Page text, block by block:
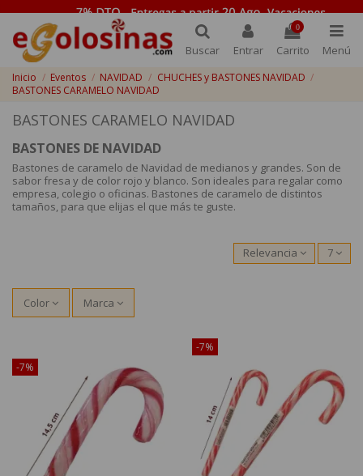
Buscar Entrar
0
Carrito Menú
Inicio Eventos NAVIDAD
CHUCHES y BASTONES NAVIDAD
BASTONES CARAMELO NAVIDAD
BASTONES CARAMELO NAVIDAD
BASTONES DE NAVIDAD
Bastones de caramelo de Navidad de medianos y grandes. Son de
sabor fresa y de color rojo y blanco. Son ideales para regalar como
empresa, colegio o oficinas. Bastones de caramelo de distintos
tamaños, para que elijas el que más te guste.
Relevancia 7
Color Marca
-7%
-7%